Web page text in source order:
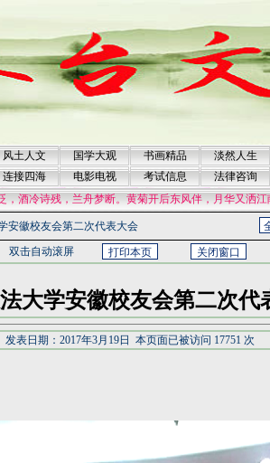
风土人文 国学大观 书画精品 淡然人生
连接四海 电影电视 考试信息 法律咨询
，兰舟梦断。黄菊开后东风伴，月华又洒江南岸。江
安徽校友会第二次代表大会
双击自动滚屏
大学安徽校友会第二次代
发表日期：2017年3月19日 本页面已被访问 17751 次